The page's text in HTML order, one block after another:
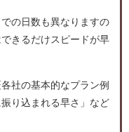
の日数も異なりますの
きるだけスピードが早
社の基本的なプラン例
り込まれる早さ」など